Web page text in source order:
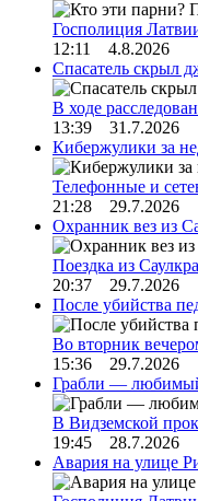
Госполиция
12:11 4.8.2026
Спасатель скрыл
В ходе
13:39 31.7.2026
Кибержулики за
Телефонные и
21:28 29.7.2026
Охранник вез из
Поездка из
20:37 29.7.2026
После убийства
Во вторник
15:36 29.7.2026
Грабли — любимый
В Видземской
19:45 28.7.2026
Авария на улице